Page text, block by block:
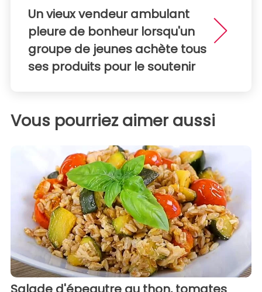
Un vieux vendeur ambulant
pleure de bonheur lorsqu'un
groupe de jeunes achète tous
ses produits pour le soutenir
Vous pourriez aimer aussi